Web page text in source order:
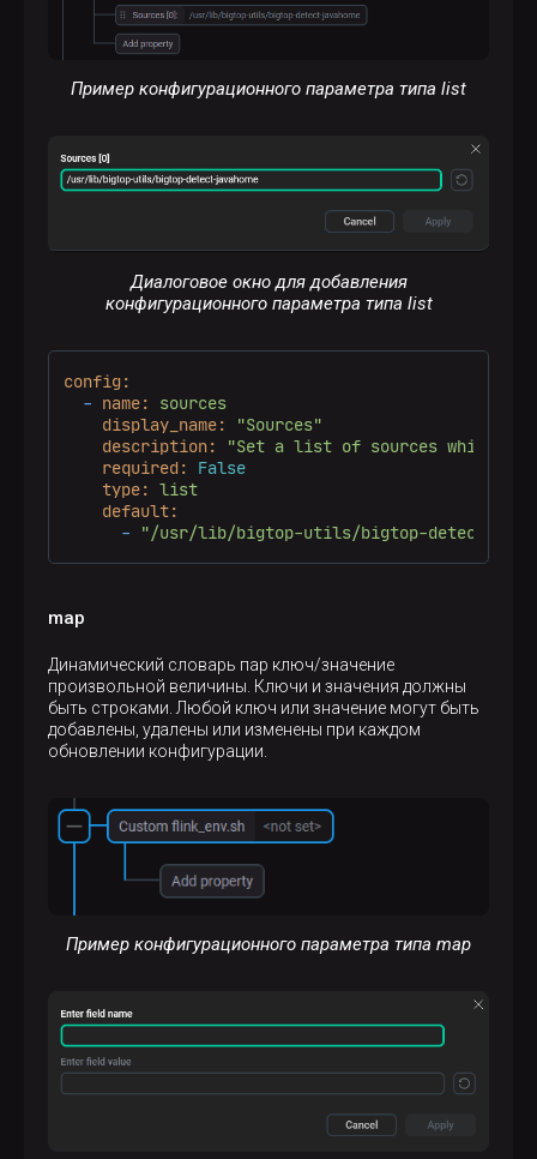
Пример конфигурационного параметра типа list
Диалоговое окно для добавления
конфигурационного параметра типа list
config:
- name:
sources
display_name:
"Sources"
description:
"Set a list of sources which
required:
False
type: list
default:
-
"/usr/lib/bigtop-utils/bigtop-detect-
map
Динамический словарь пар ключ/значение
произвольной величины. Ключи и значения должны
быть строками. Любой ключ или значение могут быть
добавлены, удалены или изменены при каждом
обновлении конфигурации.
Пример конфигурационного параметра типа map